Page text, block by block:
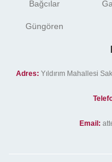
Bağcılar
Güngören
Adres: Yıldırım Mahallesi
Email: